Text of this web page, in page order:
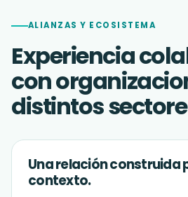
ALIANZAS Y ECOSISTEMA
Experiencia
con
distintos
Una relación construida
contexto.